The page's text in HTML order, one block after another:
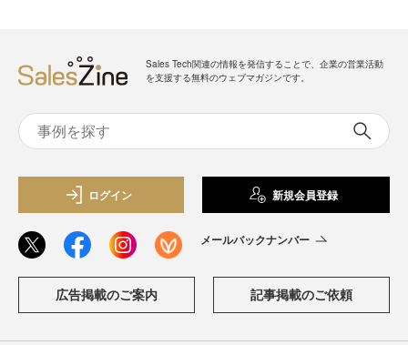
Sales Tech関連の情報を発信することで、企業の営業活動
を支援する無料のウェブマガジンです。
ログイン 新規会員登録
メールバックナンバー
広告掲載のご案内 記事掲載のご依頼